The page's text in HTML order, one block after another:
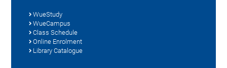
WueStudy
WueCampus
Class Schedule
Online Enrolment
Library Catalogue